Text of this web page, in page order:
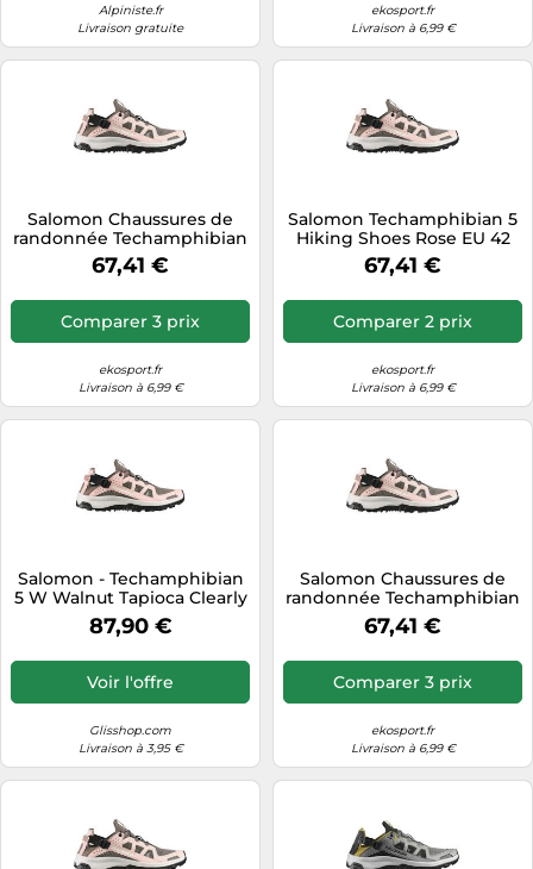
Alpiniste.fr
Livraison gratuite
ekosport.fr
Livraison à 6,99 €
Salomon Chaussures de
randonnée Techamphibian
5 Rose EU 41 1/3 Femme
67,41 €
Comparer 3 prix
ekosport.fr
Livraison à 6,99 €
Salomon Techamphibian 5
Hiking Shoes Rose EU 42
Femme
67,41 €
Comparer 2 prix
ekosport.fr
Livraison à 6,99 €
Salomon - Techamphibian
5 W Walnut Tapioca Clearly
Aqua - 6 - Sandales de
randonnée
87,90 €
Voir l'offre
Glisshop.com
Livraison à 3,95 €
Salomon Chaussures de
randonnée Techamphibian
5 Rose Femme EU 40
67,41 €
Comparer 3 prix
ekosport.fr
Livraison à 6,99 €